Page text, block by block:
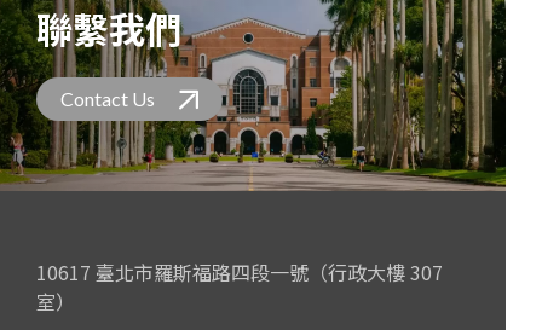
聯繫我們
Contact Us
10617 臺北市羅斯福路四段一號（行政大樓 307
室）